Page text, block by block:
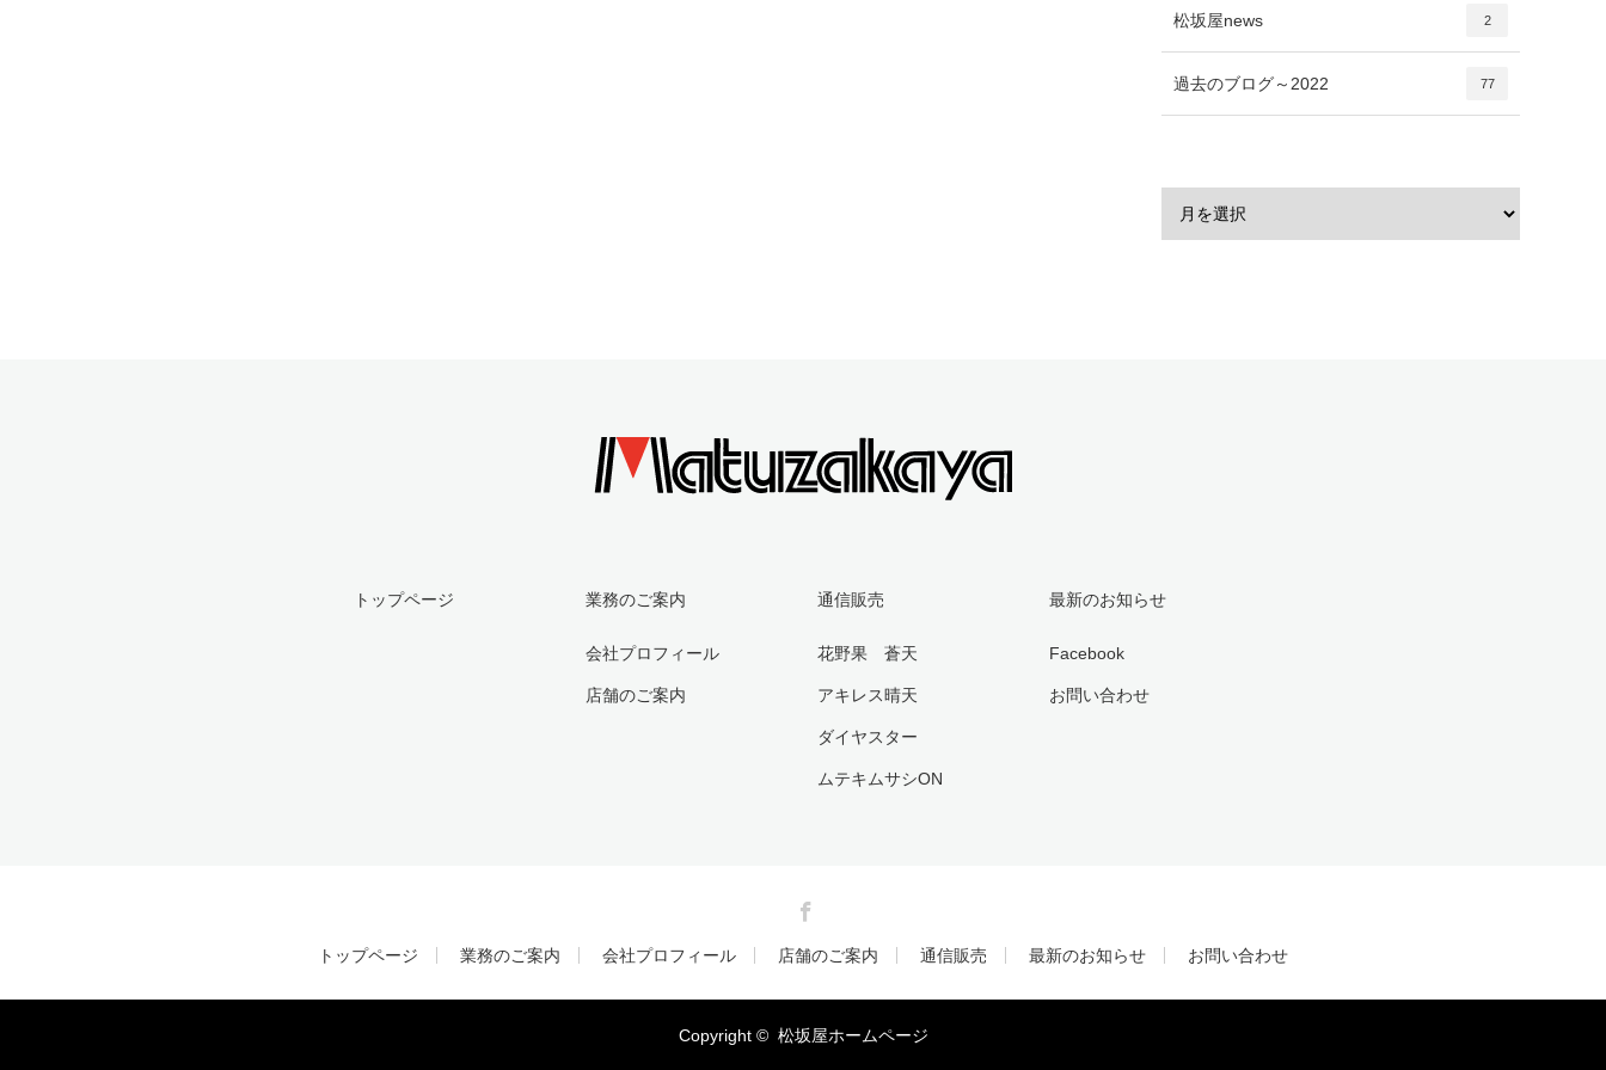
松坂屋news 2
過去のブログ～2022 77
トップページ 業務のご案内
会社プロフィール
店舗のご案内
通信販売
花野果 蒼天
アキレス晴天
ダイヤスター
ムテキムサシON
最新のお知らせ
Facebook
お問い合わせ
トップページ 業務のご案内 会社プロフィール 店舗のご案内 通信販売 最新のお知らせ お問い合わせ
Copyright © 松坂屋ホームページ